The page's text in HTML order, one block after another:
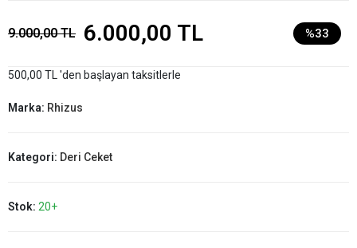
9.000,00 TL 6.000,00 TL %33
500,00 TL 'den başlayan taksitlerle
Marka: Rhizus
Kategori: Deri Ceket
Stok: 20+